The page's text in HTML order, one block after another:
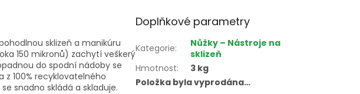
sklizeň a manikúru
150 mikronů) zachytí veškerý
do spodní nádoby se
100% recyklovatelného
snadno skládá a skladuje.
Doplňkové parametry
Kategorie:
Nůžky – Nástroje na
sklizeň
Hmotnost:
3 kg
Položka byla vyprodána…